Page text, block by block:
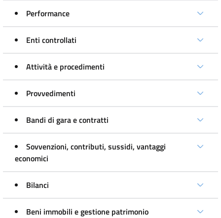
Performance
Enti controllati
Attività e procedimenti
Provvedimenti
Bandi di gara e contratti
Sovvenzioni, contributi, sussidi, vantaggi
economici
Bilanci
Beni immobili e gestione patrimonio